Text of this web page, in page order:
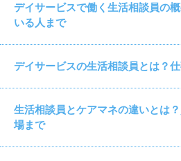
デイサービスで働く生活相談員の
いる人まで
デイサービスの生活相談員とは？
生活相談員とケアマネの違いとは
場まで